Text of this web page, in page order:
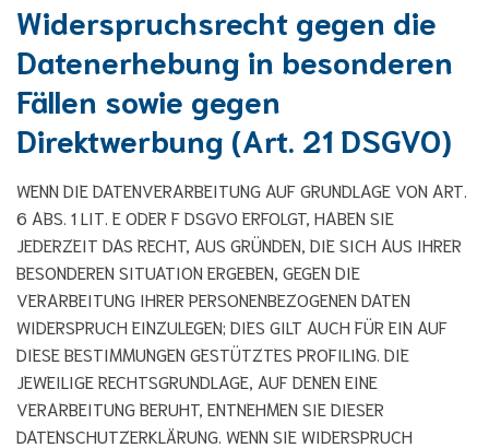
Widerspruchsrecht gegen die
Datenerhebung in besonderen
Fällen sowie gegen
Direktwerbung (Art. 21 DSGVO)
WENN DIE DATENVERARBEITUNG AUF GRUNDLAGE VON ART.
6 ABS. 1 LIT. E ODER F DSGVO ERFOLGT, HABEN SIE
JEDERZEIT DAS RECHT, AUS GRÜNDEN, DIE SICH AUS IHRER
BESONDEREN SITUATION ERGEBEN, GEGEN DIE
VERARBEITUNG IHRER PERSONENBEZOGENEN DATEN
WIDERSPRUCH EINZULEGEN; DIES GILT AUCH FÜR EIN AUF
DIESE BESTIMMUNGEN GESTÜTZTES PROFILING. DIE
JEWEILIGE RECHTSGRUNDLAGE, AUF DENEN EINE
VERARBEITUNG BERUHT, ENTNEHMEN SIE DIESER
DATENSCHUTZERKLÄRUNG. WENN SIE WIDERSPRUCH